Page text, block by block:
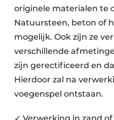
originele materialen te
Natuursteen, beton of
mogelijk. Ook zijn ze
verschillende
zijn gerectificeerd en
Hierdoor zal na
voegenspel ontstaan.